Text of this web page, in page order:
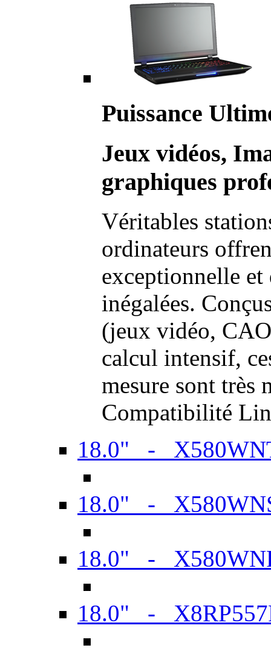
Puissance
Jeux vidéos,
graphiques
Véritables
ordinateurs
exceptionnelle et
inégalées.
(jeux vidéo,
calcul intensif,
mesure sont très
Compatibilité
18.0" -
18.0" -
18.0" -
18.0" -